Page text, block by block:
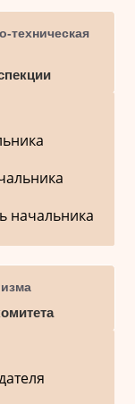
техническая
начальника